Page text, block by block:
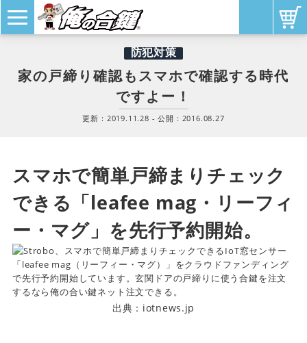
防犯対策
家の戸締り確認もスマホで確認する時代
ですよー！
更新： 2019.11.28 - 公開： 2016.08.27
スマホで簡単戸締まりチェック
できる「leafee mag・リーフィ
ー・マグ」を先行予約開始。
出典：iotnews.jp